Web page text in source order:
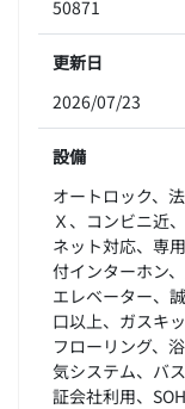
50871
更新日
2026/07/23
設備
オートロック、
Ｘ、コンビニ近
ネット対応、専
付インターホン
エレベーター、
口以上、ガスキ
フローリング、
気システム、バ
証会社利用、